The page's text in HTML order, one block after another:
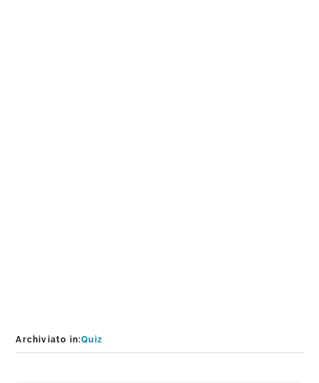
Archiviato in:Quiz